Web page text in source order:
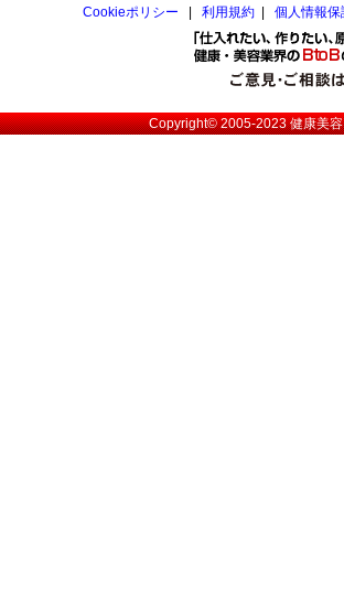
Cookieポリシー
利用規約 個人情報
Copyright© 2005-2023健康美